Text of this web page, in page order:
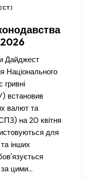
Дайджест
Національного
гривні
встановив
валют та
на 20 квітня
для
інших
цими…